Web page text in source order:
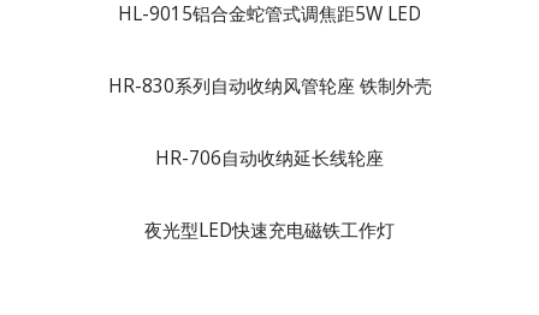
HL-9015铝合金蛇管式调焦距5W LED
HR-830系列自动收纳风管轮座 铁制外壳
HR-706自动收纳延长线轮座
夜光型LED快速充电磁铁工作灯